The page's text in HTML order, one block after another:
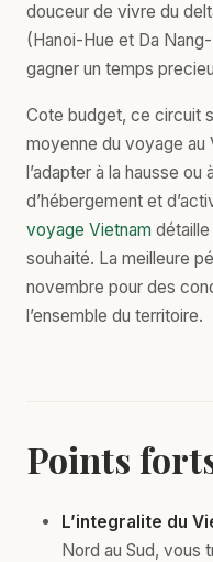
douceur de vivre du
(Hanoi-Hue et Da
gagner un temps
Cote budget, ce circuit
moyenne du voyage au
l’adapter à la hausse
d’hébergement et
voyage Vietnam
souhaité. La meilleure
novembre pour des
l’ensemble du territoire.
Points
L’integralite du
Nord au Sud, vous